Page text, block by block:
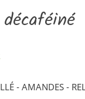
- AMANDES -